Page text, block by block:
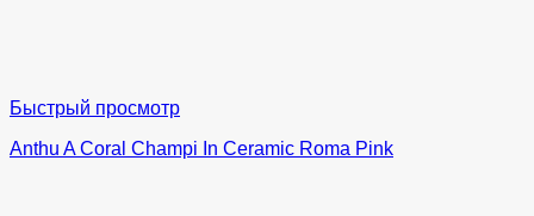
Быстрый просмотр
Anthu A Coral Champi In Ceramic Roma Pink